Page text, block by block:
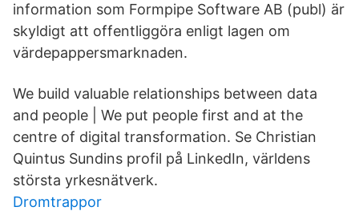
information som Formpipe Software AB (publ) är
skyldigt att offentliggöra enligt lagen om
värdepappersmarknaden.
We build valuable relationships between data
and people | We put people first and at the
centre of digital transformation. Se Christian
Quintus Sundins profil på LinkedIn, världens
största yrkesnätverk.
Dromtrappor